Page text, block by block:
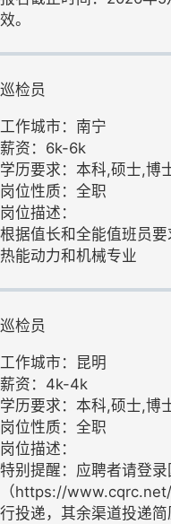
效。
巡检员
工作城市：南宁
薪资：6k-6k
学历要求：本科,硕士,博
岗位性质：全职
岗位描述：
根据值长和全能值班员
热能动力和机械专业
巡检员
工作城市：昆明
薪资：4k-4k
学历要求：本科,硕士,博
岗位性质：全职
岗位描述：
特别提醒：应聘者请登录
（https://
行投递，其余渠道投递